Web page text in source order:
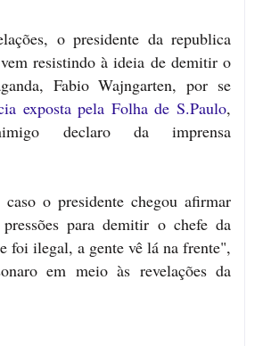
o presidente da republica
resistindo à ideia de demitir o
Fabio Wajngarten, por se
exposta pela Folha de S.Paulo,
declaro da imprensa
o presidente chegou afirmar
para demitir o chefe da
foi ilegal, a gente vê lá na frente",
em meio às revelações da